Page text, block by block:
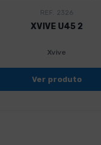
REF. 2326
XVIVE U45 2
Xvive
Ver produto